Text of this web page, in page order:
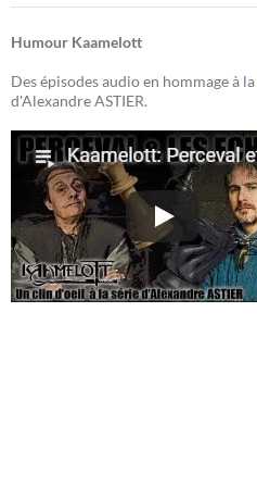
Humour Kaamelott
Des épisodes audio en hommage à la
d'Alexandre ASTIER.